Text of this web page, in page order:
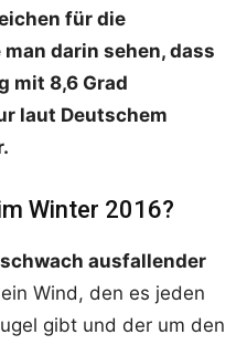
für die
darin sehen, dass
mit 8,6 Grad
laut Deutschem
Winter 2016?
ausfallender
Wind, den es jeden
gibt und der um den